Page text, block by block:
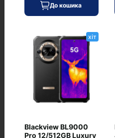
+ Додати
Немає питань про
першим і
До кошика
хіт
Blackview BL9000
Pro 12/512GB Luxury